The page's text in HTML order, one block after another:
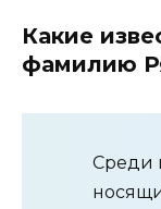
Какие
фамилию
Среди